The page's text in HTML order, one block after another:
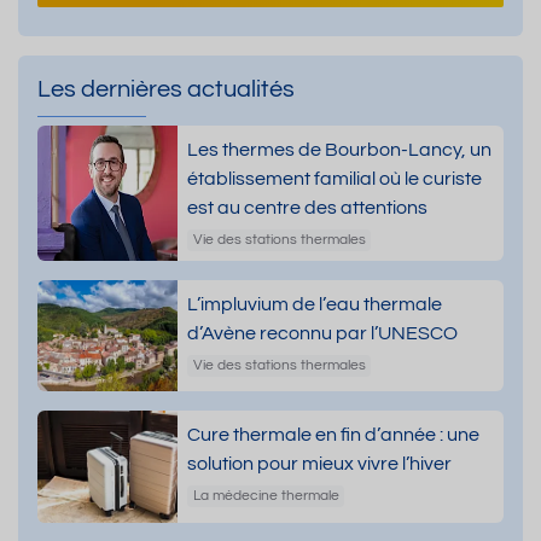
Les dernières actualités
Les thermes de Bourbon-Lancy, un
établissement familial où le curiste
est au centre des attentions
Vie des stations thermales
L’impluvium de l’eau thermale
d’Avène reconnu par l’UNESCO
Vie des stations thermales
Cure thermale en fin d’année : une
solution pour mieux vivre l’hiver
La médecine thermale